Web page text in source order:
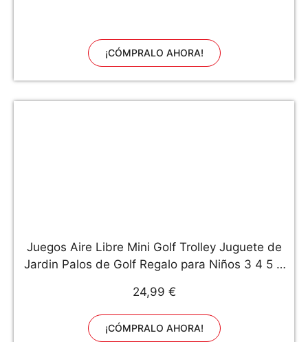
¡CÓMPRALO AHORA!
Juegos Aire Libre Mini Golf Trolley Juguete de
Jardin Palos de Golf Regalo para Niños 3 4 5 6
24,99 €
¡CÓMPRALO AHORA!